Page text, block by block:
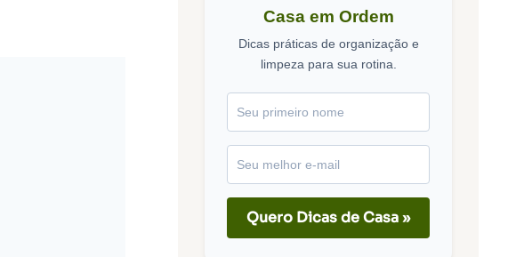
Casa em Ordem
Dicas práticas de organização e
limpeza para sua rotina.
Quero Dicas de Casa »